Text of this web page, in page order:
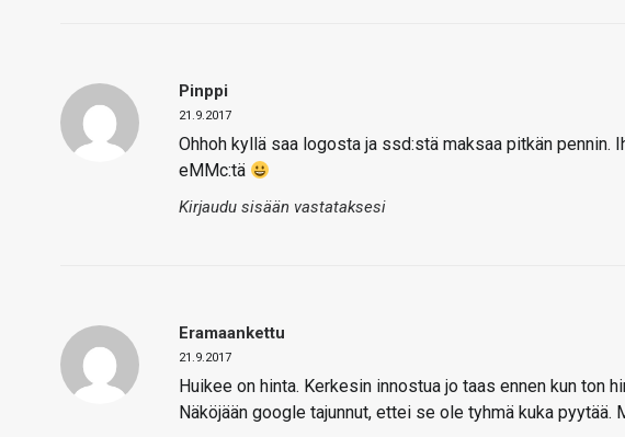
Pinppi
21.9.2017
Ohhoh kyllä saa logosta ja ssd:stä maksaa pitkän
eMMc:tä
Kirjaudu sisään vastataksesi
Eramaankettu
21.9.2017
Huikee on hinta. Kerkesin innostua jo taas ennen kun ton
Näköjään google tajunnut, ettei se ole tyhmä kuka